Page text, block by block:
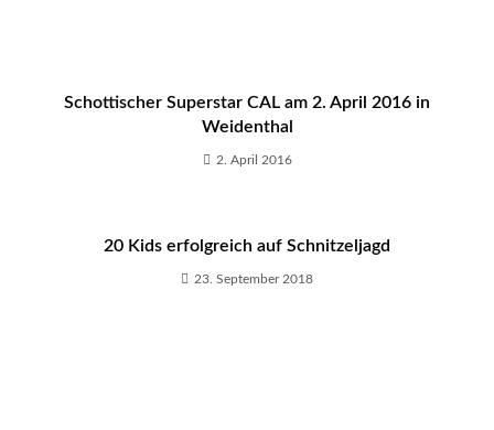
Schottischer Superstar CAL am 2. April 2016 in
Weidenthal
2. April 2016
20 Kids erfolgreich auf Schnitzeljagd
23. September 2018